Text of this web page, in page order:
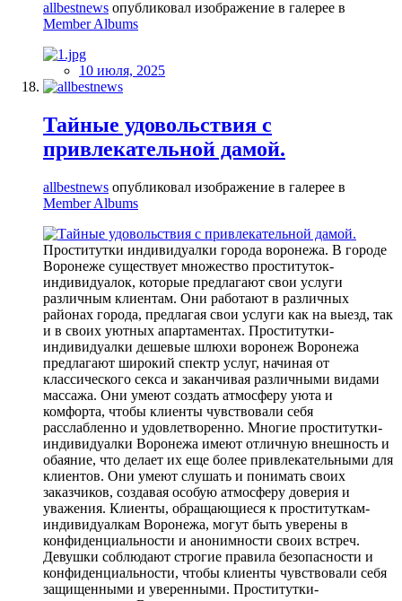
allbestnews опубликовал изображение в галерее в
Member Albums
10 июля, 2025
Тайные удовольствия с
привлекательной дамой.
allbestnews опубликовал изображение в галерее в
Member Albums
Проститутки индивидуалки города воронежа. В городе
Воронеже существует множество проституток-
индивидуалок, которые предлагают свои услуги
различным клиентам. Они работают в различных
районах города, предлагая свои услуги как на выезд, так
и в своих уютных апартаментах. Проститутки-
индивидуалки дешевые шлюхи воронеж Воронежа
предлагают широкий спектр услуг, начиная от
классического секса и заканчивая различными видами
массажа. Они умеют создать атмосферу уюта и
комфорта, чтобы клиенты чувствовали себя
расслабленно и удовлетворенно. Многие проститутки-
индивидуалки Воронежа имеют отличную внешность и
обаяние, что делает их еще более привлекательными для
клиентов. Они умеют слушать и понимать своих
заказчиков, создавая особую атмосферу доверия и
уважения. Клиенты, обращающиеся к проституткам-
индивидуалкам Воронежа, могут быть уверены в
конфиденциальности и анонимности своих встреч.
Девушки соблюдают строгие правила безопасности и
конфиденциальности, чтобы клиенты чувствовали себя
защищенными и уверенными. Проститутки-